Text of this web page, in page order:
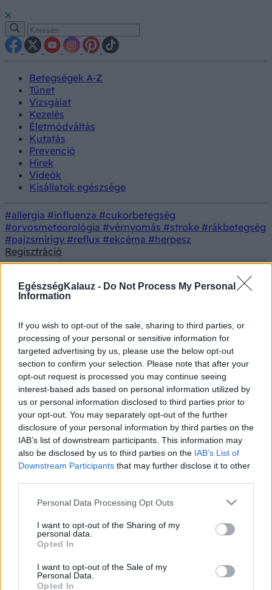
EgészségKalauz - Do Not Process My Personal
Information
If you wish to opt-out of the sale, sharing to third parties, or
processing of your personal or sensitive information for
targeted advertising by us, please use the below opt-out
section to confirm your selection. Please note that after your
opt-out request is processed you may continue seeing
interest-based ads based on personal information utilized by
us or personal information disclosed to third parties prior to
your opt-out. You may separately opt-out of the further
disclosure of your personal information by third parties on the
IAB’s list of downstream participants. This information may
also be disclosed by us to third parties on the IAB’s List of
Downstream Participants that may further disclose it to other
Please note that this website/app uses one or more Google
not limited to your visit or usage behaviour. You may click to
grant or deny consent to Google and its third-party tags to
use your data for below specified purposes in below Google
consent section.
Personal Data Processing Opt Outs
I want to opt-out of the Sharing of my
personal data.
Opted In
I want to opt-out of the Sale of my
Personal Data.
Opted In
Betegségek A-Z
Tünet
Vizsgálat
Kezelés
Életmódváltás
Kutatás
Prevenció
Hírek
Videók
Kisállatok egészsége
#allergia #influenza #cukorbetegség
#orvosmeteorológia #vérnyomás #stroke #rákbetegség
#pajzsmirigy #reflux #ekcéma #herpesz
Regisztráció
Színes